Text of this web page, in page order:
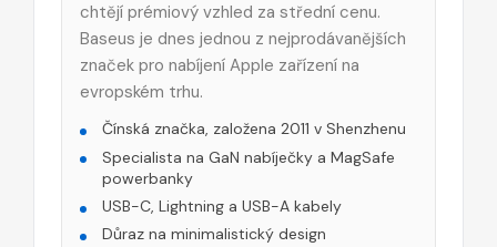
chtějí prémiový vzhled za střední cenu.
Baseus je dnes jednou z nejprodávanějších
značek pro nabíjení Apple zařízení na
evropském trhu.
Čínská značka, založena 2011 v Shenzhenu
Specialista na GaN nabíječky a MagSafe
powerbanky
USB-C, Lightning a USB-A kabely
Důraz na minimalistický design